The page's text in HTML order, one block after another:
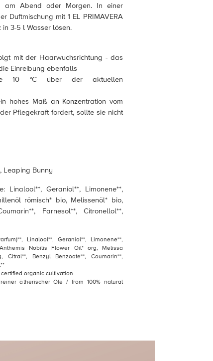
am Abend oder Morgen. In einer
Duftmischung mit 1 EL PRIMAVERA
3-5 l Wasser lösen.
mit der Haarwuchsrichtung - das
Einreibung ebenfalls
10 °C über der aktuellen
hohes Maß an Konzentration vom
Pflegekraft fordert, sollte sie nicht
Leaping Bunny
Linalool**, Geraniol**, Limonene**,
römisch* bio, Melissenöl* bio,
Farnesol**, Citronellol**,
Linalool**, Geraniol**, Limonene**,
Nobilis Flower Oil* org, Melissa
Citral**, Benzyl Benzoate**, Coumarin**,
organic cultivation
ätherischer Öle / from 100% natural